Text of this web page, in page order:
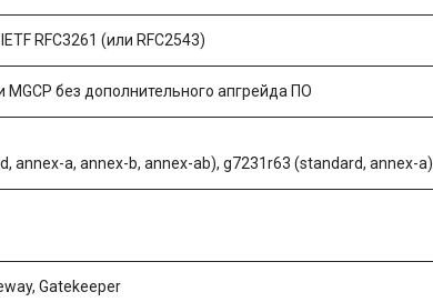
RFC3261 (или RFC2543)
без дополнительного апгрейда ПО
annex-a, annex-b, annex-ab), g7231r63 (standard, annex-a)
Gatekeeper